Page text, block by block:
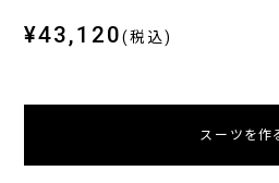
¥43,120(税込)
スーツを作